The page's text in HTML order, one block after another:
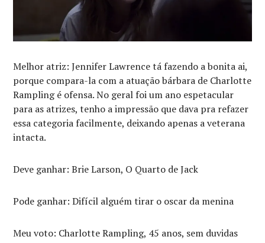
Melhor atriz: Jennifer Lawrence tá fazendo a bonita ai,
porque compara-la com a atuação bárbara de Charlotte
Rampling é ofensa. No geral foi um ano espetacular
para as atrizes, tenho a impressão que dava pra refazer
essa categoria facilmente, deixando apenas a veterana
intacta.
Deve ganhar: Brie Larson, O Quarto de Jack
Pode ganhar: Difícil alguém tirar o oscar da menina
Meu voto: Charlotte Rampling, 45 anos, sem duvidas